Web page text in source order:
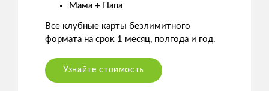
Мама + Папа
Все клубные карты безлимитного
формата на срок 1 месяц, полгода и год.
Узнайте стоимость